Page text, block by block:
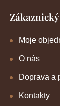
Moje
O nás
Doprava a
Kontakty